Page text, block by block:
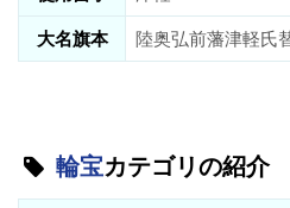
大名旗本
陸奥弘前藩津軽氏
輪宝カテゴリの紹介